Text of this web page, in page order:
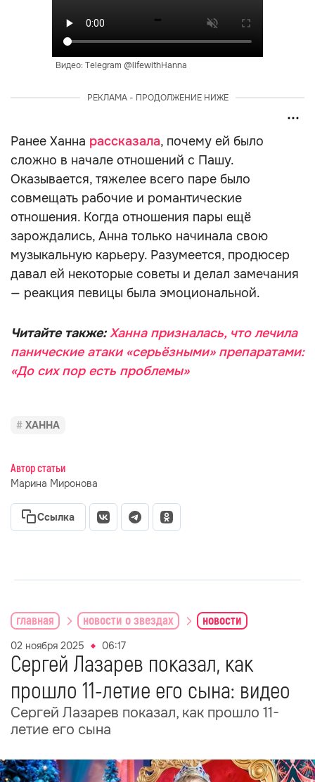
Видео: Telegram @lifewithHanna
РЕКЛАМА - ПРОДОЛЖЕНИЕ НИЖЕ
Ранее Ханна рассказала, почему ей было
сложно в начале отношений с Пашу.
Оказывается, тяжелее всего паре было
совмещать рабочие и романтические
отношения. Когда отношения пары ещё
зарождались, Анна только начинала свою
музыкальную карьеру. Разумеется, продюсер
давал ей некоторые советы и делал замечания
— реакция певицы была эмоциональной.
Читайте также:Ханна призналась, что лечила
панические атаки «серьёзными» препаратами:
«До сих пор есть проблемы»
ХАННА
Автор статьи
Марина Миронова
Ссылка
главная новости о звездах новости
02 ноября 2025 06:17
Сергей Лазарев показал, как
прошло 11-летие его сына: видео
Сергей Лазарев показал, как прошло 11-
летие его сына